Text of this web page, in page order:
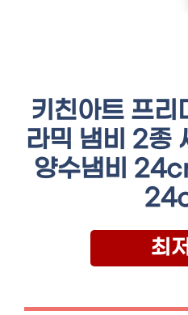
키친아트 프리
라믹 냄비 2종
양수냄비
최